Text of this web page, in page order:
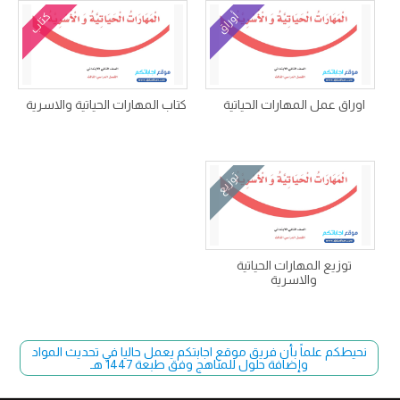
أوراق
اوراق عمل المهارات الحياتية
كتاب
كتاب المهارات الحياتية والاسرية
توزيع
توزيع المهارات الحياتية
والاسرية
نحيطكم علماً بأن فريق موقع اجابتكم يعمل حاليا في تحديث المواد
وإضافة حلول للمناهج وفق طبعة 1447 هـ